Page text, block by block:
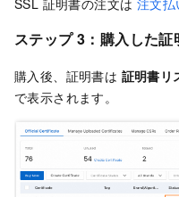
ステップ 3： 購入した証
購入後、証明書は 証明書リ
で表示されます。